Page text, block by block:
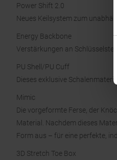
Power Shift 2.0
Neues Keilsystem zum
Energy Backbone
Verstärkungen an
PU Shell/PU Cuff
Dieses exklusive
Mimic
Die vorgeformte Ferse, der
Material. Nachdem dieses
Form aus – für eine perfekte,
3D Stretch Toe Box